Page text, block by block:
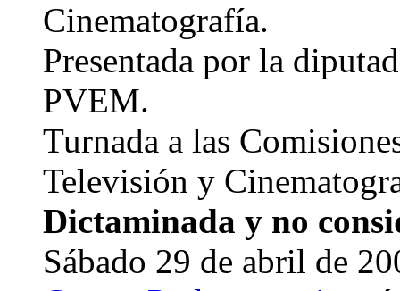
Cinematografía.
Presentada por la
PVEM.
Turnada a las
Televisión y
Dictaminada y no
Sábado 29 de abril de